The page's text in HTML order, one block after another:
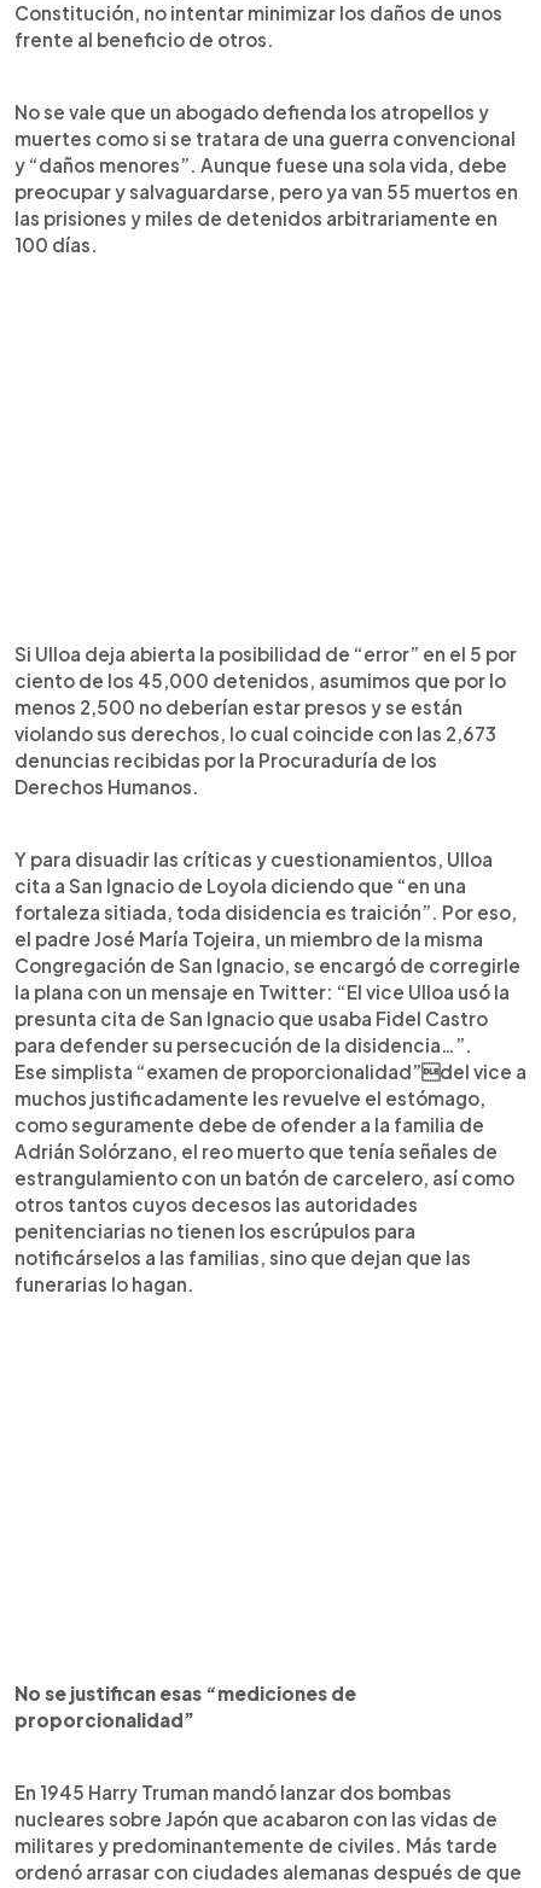
Constitución, no intentar minimizar los daños de unos
frente al beneficio de otros.
No se vale que un abogado defienda los atropellos y
muertes como si se tratara de una guerra convencional
y “daños menores”. Aunque fuese una sola vida, debe
preocupar y salvaguardarse, pero ya van 55 muertos en
las prisiones y miles de detenidos arbitrariamente en
100 días.
Si Ulloa deja abierta la posibilidad de “error” en el 5 por
ciento de los 45,000 detenidos, asumimos que por lo
menos 2,500 no deberían estar presos y se están
violando sus derechos, lo cual coincide con las 2,673
denuncias recibidas por la Procuraduría de los
Derechos Humanos.
Y para disuadir las críticas y cuestionamientos, Ulloa
cita a San Ignacio de Loyola diciendo que “en una
fortaleza sitiada, toda disidencia es traición”. Por eso,
el padre José María Tojeira, un miembro de la misma
Congregación de San Ignacio, se encargó de corregirle
la plana con un mensaje en Twitter: “El vice Ulloa usó la
presunta cita de San Ignacio que usaba Fidel Castro
para defender su persecución de la disidencia…”.
Ese simplista “examen de proporcionalidad”del vice a
muchos justificadamente les revuelve el estómago,
como seguramente debe de ofender a la familia de
Adrián Solórzano, el reo muerto que tenía señales de
estrangulamiento con un batón de carcelero, así como
otros tantos cuyos decesos las autoridades
penitenciarias no tienen los escrúpulos para
notificárselos a las familias, sino que dejan que las
funerarias lo hagan.
No se justifican esas “mediciones de
proporcionalidad”
En 1945 Harry Truman mandó lanzar dos bombas
nucleares sobre Japón que acabaron con las vidas de
militares y predominantemente de civiles. Más tarde
ordenó arrasar con ciudades alemanas después de que